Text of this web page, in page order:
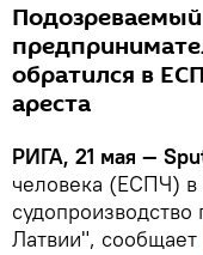
обратился в
ареста
РИГА, 21 мая —
человека (ЕСПЧ) в
Латвии", сообщает